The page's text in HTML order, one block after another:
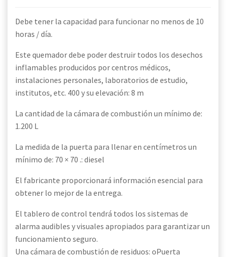
Debe tener la capacidad para funcionar no menos de 10
horas / día.
Este quemador debe poder destruir todos los desechos
inflamables producidos por centros médicos,
instalaciones personales, laboratorios de estudio,
institutos, etc. 400 y su elevación: 8 m
La cantidad de la cámara de combustión un mínimo de:
1.200 L
La medida de la puerta para llenar en centímetros un
mínimo de: 70 × 70 .: diesel
El fabricante proporcionará información esencial para
obtener lo mejor de la entrega.
El tablero de control tendrá todos los sistemas de
alarma audibles y visuales apropiados para garantizar un
funcionamiento seguro.
Una cámara de combustión de residuos: oPuerta